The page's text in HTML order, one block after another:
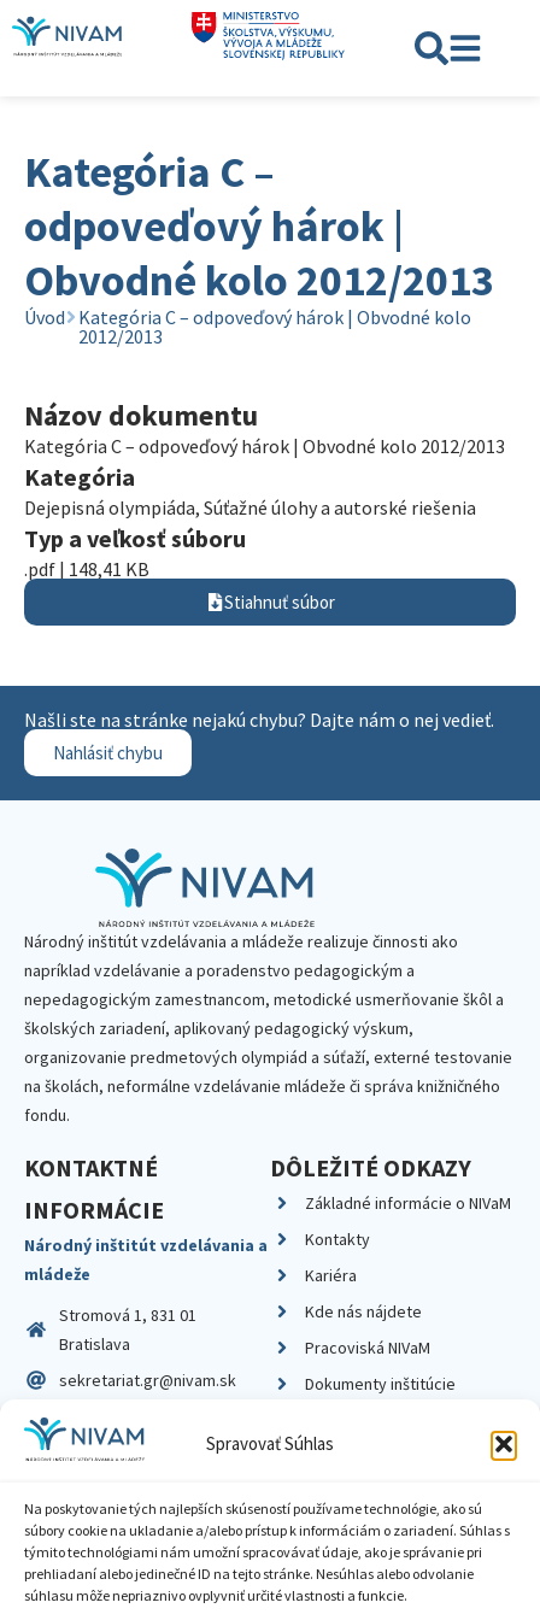
Spravovať Súhlas
Na poskytovanie tých najlepších skúseností používame technológie, ako sú
súbory cookie na ukladanie a/alebo prístup k informáciám o zariadení. Súhlas s
týmito technológiami nám umožní spracovávať údaje, ako je správanie pri
prehliadaní alebo jedinečné ID na tejto stránke. Nesúhlas alebo odvolanie
súhlasu môže nepriaznivo ovplyvniť určité vlastnosti a funkcie.
Kategória C –
odpoveďový hárok |
Obvodné kolo 2012/2013
Úvod
Kategória C – odpoveďový hárok | Obvodné kolo
2012/2013
Názov dokumentu
Kategória C – odpoveďový hárok | Obvodné kolo 2012/2013
Kategória
Dejepisná olympiáda, Súťažné úlohy a autorské riešenia
Typ a veľkosť súboru
.pdf | 148,41 KB
Stiahnuť súbor
Našli ste na stránke nejakú chybu? Dajte nám o nej vedieť.
Nahlásiť chybu
Národný inštitút vzdelávania a mládeže realizuje činnosti ako
napríklad vzdelávanie a poradenstvo pedagogickým a
nepedagogickým zamestnancom, metodické usmerňovanie škôl a
školských zariadení, aplikovaný pedagogický výskum,
organizovanie predmetových olympiád a súťaží, externé testovanie
na školách, neformálne vzdelávanie mládeže či správa knižničného
fondu.
KONTAKTNÉ
INFORMÁCIE
Národný inštitút vzdelávania a
mládeže
Stromová 1, 831 01
Bratislava
sekretariat.gr@nivam.sk
IČO: 00164348
DIČ: 2020798714
DÔLEŽITÉ ODKAZY
Základné informácie o NIVaM
Kontakty
Kariéra
Kde nás nájdete
Pracoviská NIVaM
Dokumenty inštitúcie
Zásady ochrany súkromia